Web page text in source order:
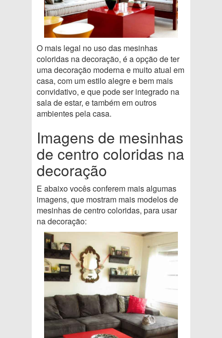
O mais legal no uso das mesinhas
coloridas na decoração, é a opção de ter
uma decoração moderna e muito atual em
casa, com um estilo alegre e bem mais
convidativo, e que pode ser integrado na
sala de estar, e também em outros
ambientes pela casa.
Imagens de mesinhas
de centro coloridas na
decoração
E abaixo vocês conferem mais algumas
imagens, que mostram mais modelos de
mesinhas de centro coloridas, para usar
na decoração: